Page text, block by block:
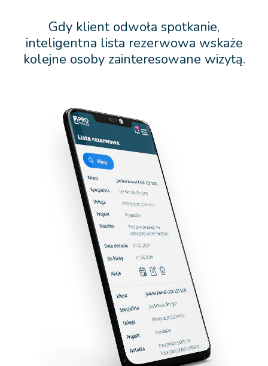
Gdy klient odwoła spotkanie,
inteligentna lista rezerwowa wskaże
kolejne osoby zainteresowane wizytą.